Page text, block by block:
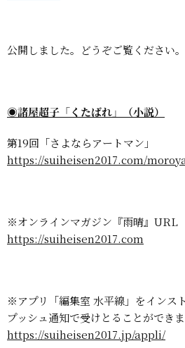
公開しました。どうぞご覧ください。
◉諸屋超子「くたばれ」（小説）
第19回「さよならアートマン」
https://suiheisen2017.com/
※オンラインマガジン『雨晴』URL
https://suiheisen2017.com
※アプリ「編集室 水平線」をインス
プッシュ通知で受けとることができま
https://suiheisen2017.jp/appli/